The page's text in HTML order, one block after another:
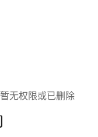
无权限或已删除